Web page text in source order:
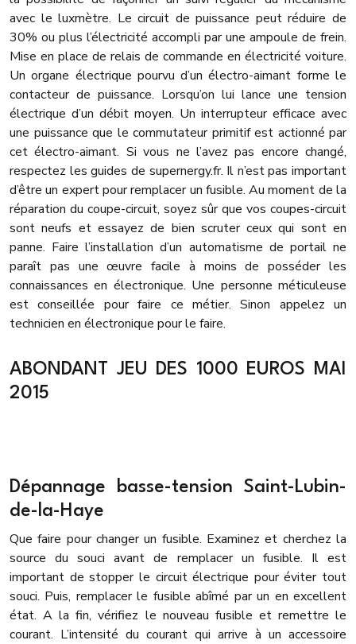
avec le luxmètre. Le circuit de puissance peut réduire de
30% ou plus l’électricité accompli par une ampoule de frein.
Mise en place de relais de commande en électricité voiture.
Un organe électrique pourvu d’un électro-aimant forme le
contacteur de puissance. Lorsqu’on lui lance une tension
électrique d’un débit moyen. Un interrupteur efficace avec
une puissance que le commutateur primitif est actionné par
cet électro-aimant. Si vous ne l’avez pas encore changé,
respectez les guides de supernergy.fr. Il n’est pas important
d’être un expert pour remplacer un fusible. Au moment de la
réparation du coupe-circuit, soyez sûr que vos coupes-circuit
sont neufs et essayez de bien scruter ceux qui sont en
panne. Faire l’installation d’un automatisme de portail ne
paraît pas une œuvre facile à moins de posséder les
connaissances en électronique. Une personne méticuleuse
est conseillée pour faire ce métier. Sinon appelez un
technicien en électronique pour le faire.
ABONDANT JEU DES 1000 EUROS MAI
2015
Dépannage basse-tension Saint-Lubin-
de-la-Haye
Que faire pour changer un fusible. Examinez et cherchez la
source du souci avant de remplacer un fusible. Il est
important de stopper le circuit électrique pour éviter tout
souci. Puis, remplacer le fusible abîmé par un en excellent
état. A la fin, vérifiez le nouveau fusible et remettre le
courant. L’intensité du courant qui arrive à un accessoire